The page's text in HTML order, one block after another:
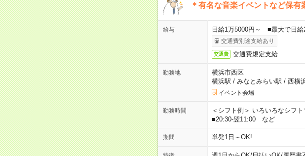
＊有名な音楽イベントなど保有
給与 日給1万5000円～ ■最大で日給
交通費別途支給あり
交通費 交通費規定支給
勤務地
横浜市西区
横浜駅 / みなとみらい駅 / 西横
イベント会場
勤務時間
＜シフト例＞ いろいろなシフ
■20:30-翌11:00 など
期間 単発1日～OK!